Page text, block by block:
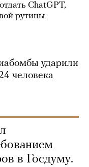
ChatGPT,
рутины
ударили
человека
в Госдуму.